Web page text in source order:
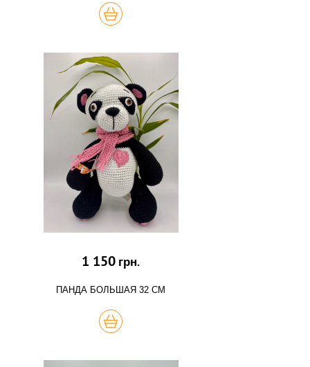
КУПИТЬ
1 150 грн.
ПАНДА БОЛЬШАЯ 32 СМ
КУПИТЬ